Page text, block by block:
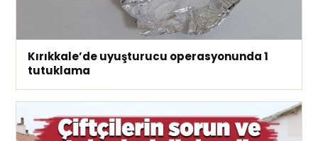
Kırıkkale’de uyuşturucu operasyonunda 1
tutuklama